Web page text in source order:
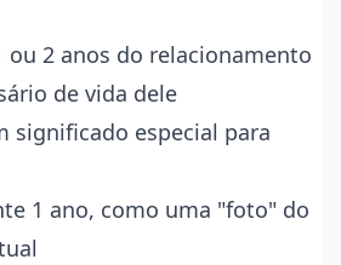
ou 2 anos do relacionamento
de vida dele
significado especial para
1 ano, como uma "foto" do